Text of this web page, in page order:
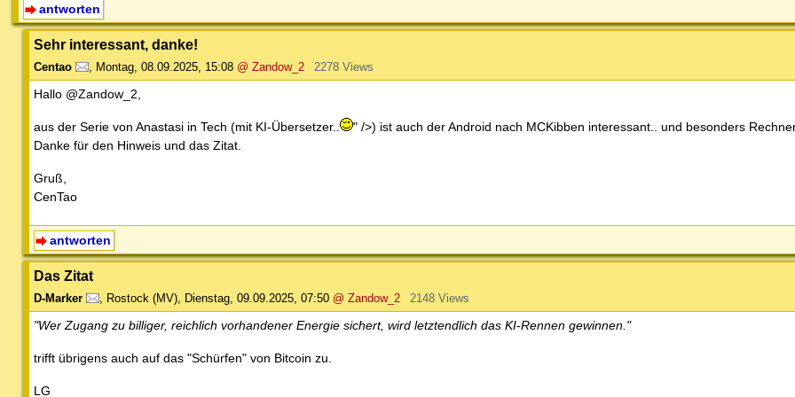
antworten
Sehr interessant, danke!
Centao , Montag, 08.09.2025, 15:08 @ Zandow_2 2278 Views
Hallo @Zandow_2,
aus der Serie von Anastasi in Tech (mit KI-Übersetzer..
" />) ist auch der Android nach MCKibben interessant.. und besonders
Danke für den Hinweis und das Zitat.
Gruß,
CenTao
antworten
Das Zitat
D-Marker , Rostock (MV), Dienstag, 09.09.2025, 07:50 @ Zandow_2 2148 Views
"Wer Zugang zu billiger, reichlich vorhandener Energie sichert, wird letztendlich das KI-Rennen gewinnen."
trifft übrigens auch auf das "Schürfen" von Bitcoin zu.
LG